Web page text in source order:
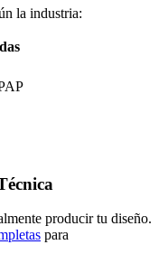
la industria:
producir tu diseño.
para